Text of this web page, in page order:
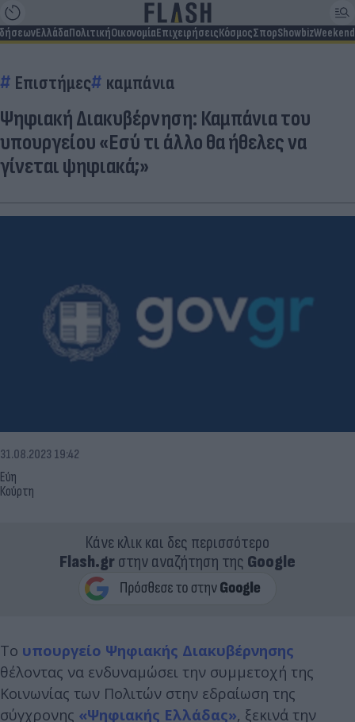
ΕλλάδαΠολιτικήΟικονομίαΕπιχειρήσειςΚόσμοςΣπορShowbizWeekend
Επιστήμες καμπάνια
Ψηφιακή Διακυβέρνηση: Καμπάνια του
υπουργείου «Εσύ τι άλλο θα ήθελες να
γίνεται ψηφιακά;»
Εύη
Κούρτη
31.08.2023 19:42
Κάνε κλικ και δες περισσότερο
Flash.grστην αναζήτηση της Google
Το υπουργείο Ψηφιακής Διακυβέρνησης
θέλοντας να ενδυναμώσει την συμμετοχή της
Κοινωνίας των Πολιτών στην εδραίωση της
σύγχρονης «Ψηφιακής Ελλάδας», ξεκινά την